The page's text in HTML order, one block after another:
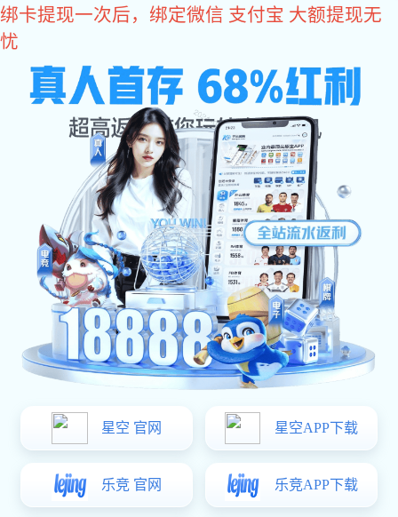
VSport体育
产品
信号调理
数据转换器
触觉反馈
MCU
计算机及周边